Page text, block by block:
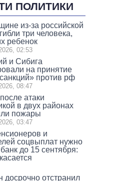
ПОЛИТИКИ
из-за российской
три человека,
ребенок
02:53
и Сибига
на принятие
против рф
08:47
атаки
в двух районах
пожары
03:47
и
соцвыплат нужно
до 15 сентября:
досрочно отстранил